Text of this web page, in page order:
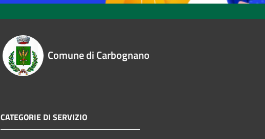
Comune di Carbognano
CATEGORIE DI SERVIZIO